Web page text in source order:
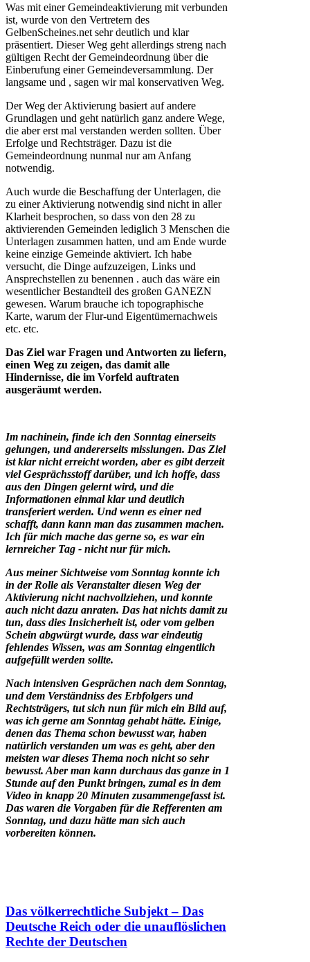
Was mit einer Gemeindeaktivierung mit verbunden
ist, wurde von den Vertretern des
GelbenScheines.net sehr deutlich und klar
präsentiert. Dieser Weg geht allerdings streng nach
gültigen Recht der Gemeindeordnung über die
Einberufung einer Gemeindeversammlung. Der
langsame und , sagen wir mal konservativen Weg.
Der Weg der Aktivierung basiert auf andere
Grundlagen und geht natürlich ganz andere Wege,
die aber erst mal verstanden werden sollten. Über
Erfolge und Rechtsträger. Dazu ist die
Gemeindeordnung nunmal nur am Anfang
notwendig.
Auch wurde die Beschaffung der Unterlagen, die
zu einer Aktivierung notwendig sind nicht in aller
Klarheit besprochen, so dass von den 28 zu
aktivierenden Gemeinden lediglich 3 Menschen die
Unterlagen zusammen hatten, und am Ende wurde
keine einzige Gemeinde aktiviert. Ich habe
versucht, die Dinge aufzuzeigen, Links und
Ansprechstellen zu benennen . auch das wäre ein
wesentlicher Bestandteil des großen GANEZN
gewesen. Warum brauche ich topographische
Karte, warum der Flur-und Eigentümernachweis
etc. etc.
Das Ziel war Fragen und Antworten zu liefern,
einen Weg zu zeigen, das damit alle
Hindernisse, die im Vorfeld auftraten
ausgeräumt werden.
Im nachinein, finde ich den Sonntag einerseits
gelungen, und andererseits misslungen. Das Ziel
ist klar nicht erreicht worden, aber es gibt derzeit
viel Gesprächsstoff darüber, und ich hoffe, dass
aus den Dingen gelernt wird, und die
Informationen einmal klar und deutlich
transferiert werden. Und wenn es einer ned
schafft, dann kann man das zusammen machen.
Ich für mich mache das gerne so, es war ein
lernreicher Tag - nicht nur für mich.
Aus meiner Sichtweise vom Sonntag konnte ich
in der Rolle als Veranstalter diesen Weg der
Aktivierung nicht nachvollziehen, und konnte
auch nicht dazu anraten. Das hat nichts damit zu
tun, dass dies Insicherheit ist, oder vom gelben
Schein abgwürgt wurde, dass war eindeutig
fehlendes Wissen, was am Sonntag eingentlich
aufgefüllt werden sollte.
Nach intensiven Gesprächen nach dem Sonntag,
und dem Verständniss des Erbfolgers und
Rechtsträgers, tut sich nun für mich ein Bild auf,
was ich gerne am Sonntag gehabt hätte. Einige,
denen das Thema schon bewusst war, haben
natürlich verstanden um was es geht, aber den
meisten war dieses Thema noch nicht so sehr
bewusst. Aber man kann durchaus das ganze in 1
Stunde auf den Punkt bringen, zumal es in dem
Video in knapp 20 Minuten zusammengefasst ist.
Das waren die Vorgaben für die Refferenten am
Sonntag, und dazu hätte man sich auch
vorbereiten können.
Das völkerrechtliche Subjekt – Das
Deutsche Reich oder die unauflöslichen
Rechte der Deutschen